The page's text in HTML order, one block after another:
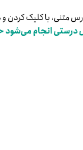
با کلیک کردن و
درستی انجام